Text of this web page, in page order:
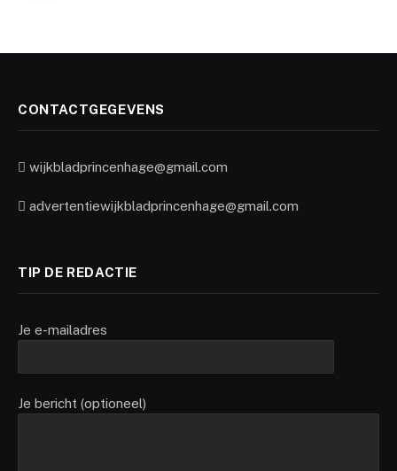
CONTACTGEGEVENS
wijkbladprincenhage@gmail.com
advertentiewijkbladprincenhage@gmail.com
TIP DE REDACTIE
Je e-mailadres
Je bericht (optioneel)